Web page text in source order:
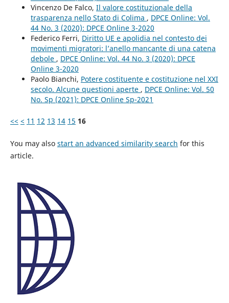
Vincenzo De Falco, Il valore costituzionale della
trasparenza nello Stato di Colima , DPCE Online: Vol.
44 No. 3 (2020): DPCE Online 3-2020
Federico Ferri, Diritto UE e apolidia nel contesto dei
movimenti migratori: l’anello mancante di una catena
debole , DPCE Online: Vol. 44 No. 3 (2020): DPCE
Online 3-2020
Paolo Bianchi, Potere costituente e costituzione nel XXI
secolo. Alcune questioni aperte , DPCE Online: Vol. 50
No. Sp (2021): DPCE Online Sp-2021
<< < 11 12 13 14 15 16
You may also start an advanced similarity search for this
article.